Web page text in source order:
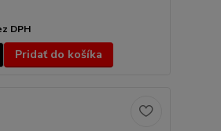
DPH
Pridať do košíka